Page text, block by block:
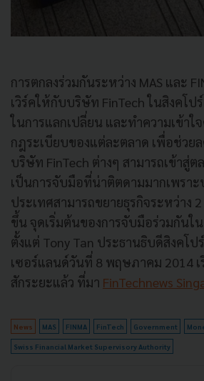
การตกลงร่วมกันระหว่าง MAS และ
เวิร์คให้กับบริษัท FinTech ในสิงคโป
ในการแลกเปลี่ยน และทำความเข้าใ
กฎระเบียบของแต่ละตลาด เพื่อช่วย
บริษัท FinTech ต่างๆ สามารถเข้าสู่ต
เป็นการจับมือที่น่าติตดามมากเพราะ
ประเทศสามารถขยายธุรกิจระหว่าง
ขึ้น จุดเริ่มต้นของการจับมือร่วมกันใ
ตั้งแต่ Tony Tan ประธานธิบดีสิงคโป
เซอร์แลนด์วันที่ 8 พฤษภาคม 2014 เ
สักระยะแล้ว ที่มา FinTechnews
News MAS FINMA FinTech Government
Swiss Financial Market Supervisory Authority